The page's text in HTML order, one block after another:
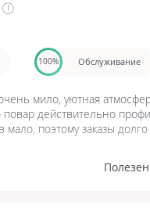
100% Обслуживание
мило, уютная
повар действительно
поэтому заказы